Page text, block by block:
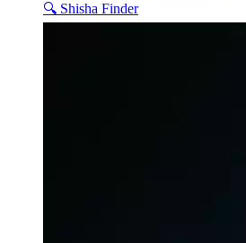
🔍 Shisha Finder